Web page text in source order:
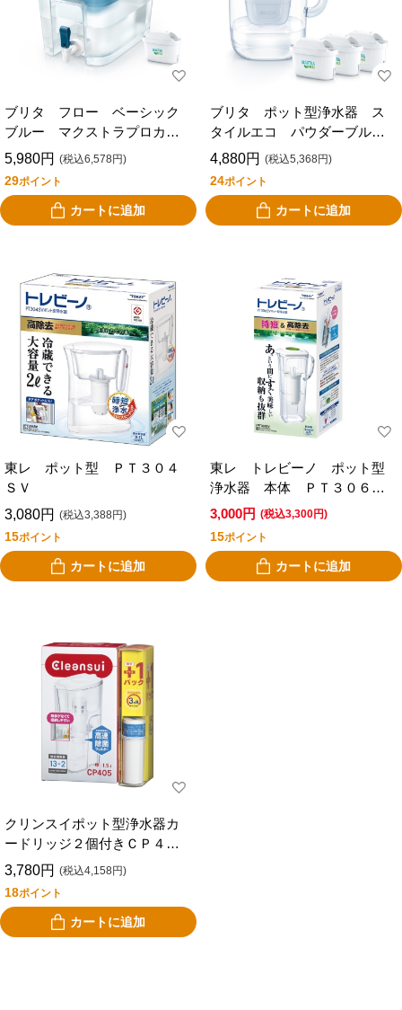
ブリタ フロー ベーシック
ブルー マクストラプロカー
トリッジ １個付き
5,980円 (税込6,578円)
29ポイント
カートに追加
ブリタ ポット型浄水器 ス
タイルエコ パウダーブル
ー マクストラプロカートリ
4,880円 (税込5,368円)
24ポイント
カートに追加
東レ ポット型 ＰＴ３０４
ＳＶ
3,080円 (税込3,388円)
15ポイント
カートに追加
東レ トレビーノ ポット型
浄水器 本体 ＰＴ３０６Ｓ
Ｖ
3,000円 (税込3,300円)
15ポイント
カートに追加
クリンスイポット型浄水器カ
ードリッジ２個付きＣＰ４０
５Ｗ－ＷＴ
3,780円 (税込4,158円)
18ポイント
カートに追加